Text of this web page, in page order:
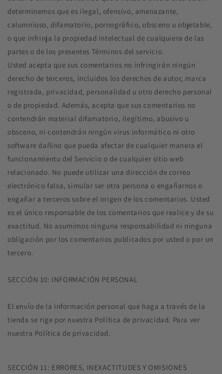
determinemos que es ilegal, ofensivo, amenazante,
calumnioso, difamatorio, pornográfico, obsceno u objetable,
o que infrinja la propiedad intelectual de cualquiera de las
partes o de los presentes Términos del servicio.
Usted acepta que sus comentarios no infringirán ningún
derecho de terceros, incluidos los derechos de autor, marca
registrada, privacidad, personalidad u otro derecho personal
o de propiedad. Además, acepta que sus comentarios no
contendrán material difamatorio, ilegítimo, abusivo u
obsceno, ni contendrán ningún virus informático ni otro
software dañino que pueda afectar de cualquier manera el
funcionamiento del Servicio o de cualquier sitio web
relacionado. No puede utilizar una dirección de correo
electrónico falsa, simular ser otra persona o engañarnos o
engañar a terceros sobre el origen de los comentarios. Usted
es el único responsable de los comentarios que realice y de su
exactitud. No asumimos ninguna responsabilidad ni ninguna
obligación por los comentarios publicados por usted o por un
tercero.
SECCIÓN 10: INFORMACIÓN PERSONAL
El envío de la información personal que haga a través de la
tienda se rige por nuestra Política de privacidad. Para ver
nuestra Política de privacidad.
SECCIÓN 11: ERRORES, INEXACTITUDES Y OMISIONES